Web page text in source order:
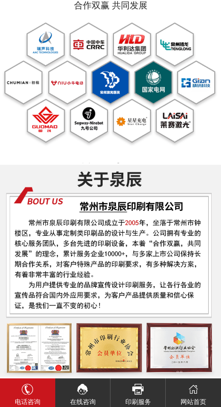
合作双赢 共同发展
电话咨询 在线咨询 印刷服务 网站首页